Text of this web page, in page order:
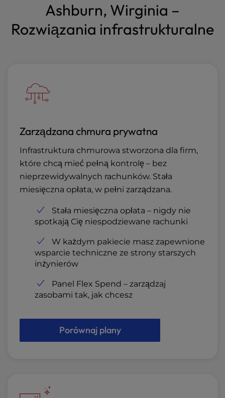
Ashburn, Wirginia –
Rozwiązania infrastrukturalne
Zarządzana chmura prywatna
Infrastruktura chmurowa stworzona dla firm,
które chcą mieć pełną kontrolę – bez
nieprzewidywalnych rachunków. Stała
miesięczna opłata, w pełni zarządzana.
Stała miesięczna opłata – nigdy nie
spotkają Cię niespodziewane rachunki
W każdym pakiecie masz zapewnione
wsparcie techniczne ze strony starszych
inżynierów
Panel Flex Spend – zarządzaj
zasobami tak, jak chcesz
Porównaj plany